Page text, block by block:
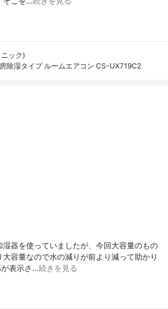
ック)
除湿タイプ ルームエアコン CS-UX719C2
湿器を使っていましたが、今回大容量のもの
容量なので水の減りが前より減って助かり
が表示さ…続きを見る